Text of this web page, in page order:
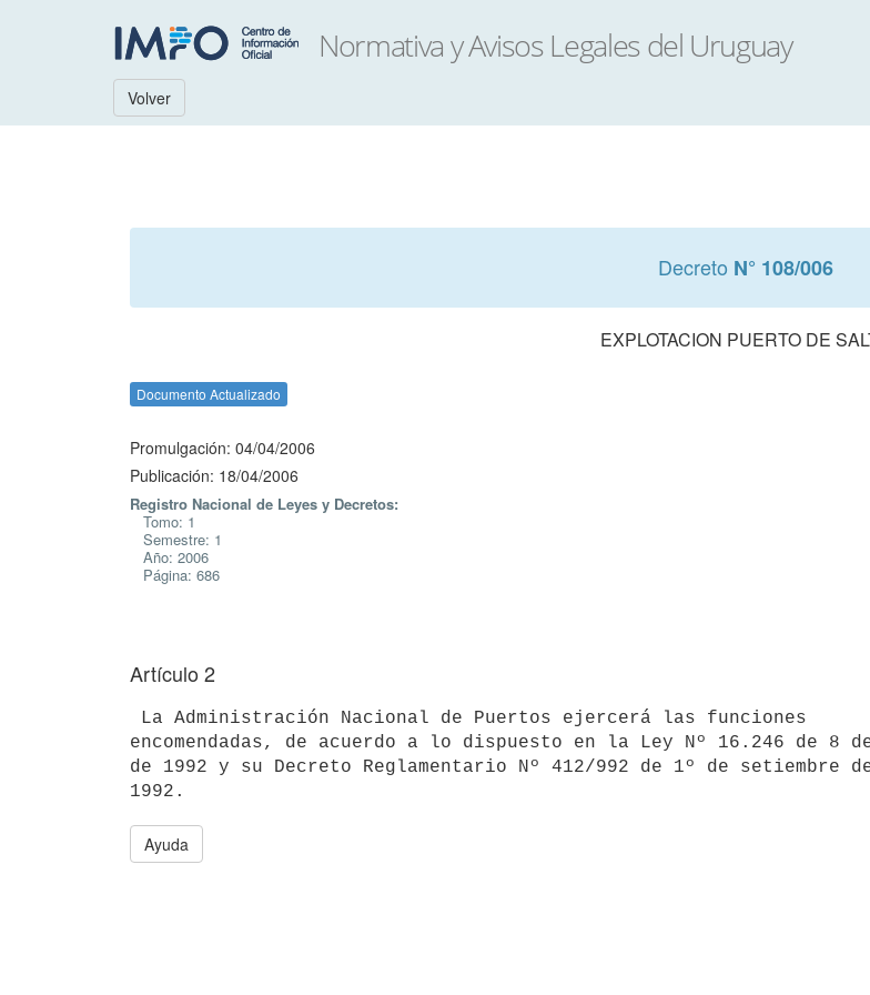
Volver
Decreto N° 108/006
EXPLOTACION PUERTO DE
Documento Actualizado
Promulgación: 04/04/2006
Publicación: 18/04/2006
Registro Nacional de Leyes y Decretos:
Tomo: 1
Semestre: 1
Año: 2006
Página: 686
Artículo 2
encomendadas, de acuerdo a lo dispuesto en la Ley Nº 16.246 de 8
de 1992 y su Decreto Reglamentario Nº 412/992 de 1º de setiembre
Ayuda